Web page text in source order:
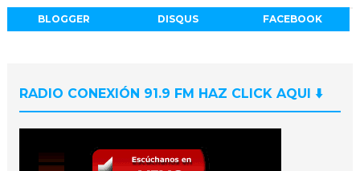
BLOGGER DISQUS FACEBOOK
RADIO CONEXIÓN 91.9 FM HAZ CLICK AQUI ⬇️